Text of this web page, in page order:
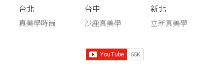
台北
真美學時尚
台中
沙鹿真美學
新北
立新真美學